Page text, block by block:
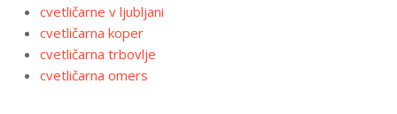
cvetličarne v ljubljani
cvetličarna koper
cvetličarna trbovlje
cvetličarna omers